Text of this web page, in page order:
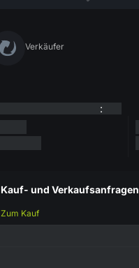
Verkäufer
:
Kauf- und Verkaufsanfragen
Zum Kauf